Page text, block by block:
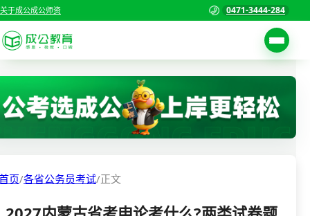
关于成公成公师资 0471-3444-284
考试公告
职位表
首页
国家公务员考试
页/各省公务员考试/正文